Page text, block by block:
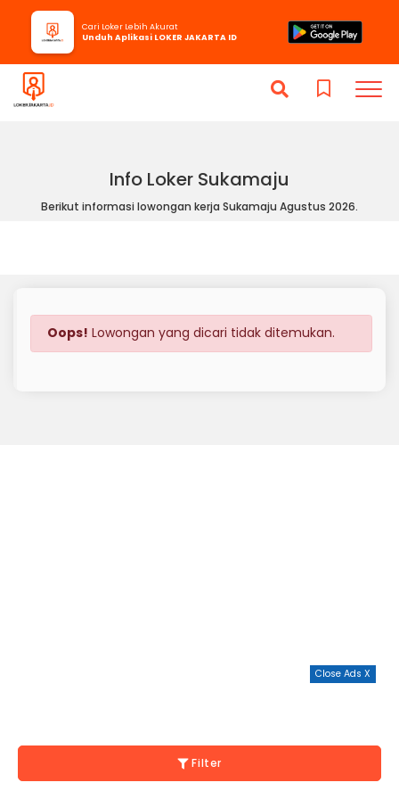
Info Loker Sukamaju
Berikut informasi lowongan kerja Sukamaju Agustus 2026.
Cari Loker Lebih Akurat
Unduh Aplikasi LOKER JAKARTA ID
Oops! Lowongan yang dicari tidak ditemukan.
Close Ads X
Filter